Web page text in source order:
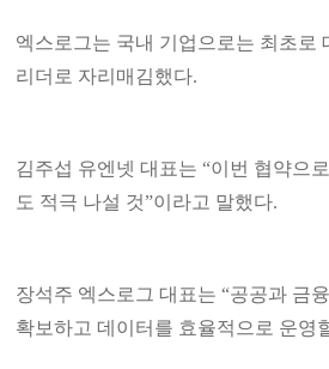
엑스로그는 국내 기업으로는 최초로
리더로 자리매김했다.
김주섭 유엔넷 대표는 “이번 협약으
도 적극 나설 것”이라고 말했다.
장석주 엑스로그 대표는 “공공과 금
확보하고 데이터를 효율적으로 운영